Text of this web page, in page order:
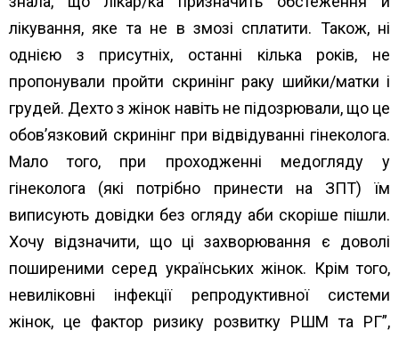
лікування, яке та не в змозі сплатити. Також, ні
однією з присутніх, останні кілька років, не
пропонували пройти скринінг раку шийки/матки і
грудей. Дехто з жінок навіть не підозрювали, що це
обов’язковий скринінг при відвідуванні гінеколога.
Мало того, при проходженні медогляду у
гінеколога (які потрібно принести на ЗПТ) їм
виписують довідки без огляду аби скоріше пішли.
Хочу відзначити, що ці захворювання є доволі
поширеними серед українських жінок. Крім того,
невиліковні інфекції репродуктивної системи
жінок, це фактор ризику розвитку РШМ та РГ”,